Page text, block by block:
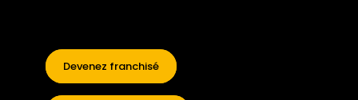
Devenez franchisé